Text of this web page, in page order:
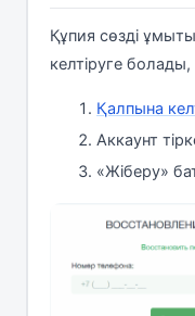
Құпия сөзді
келтіруге
Қалпына
Аккаунт
«Жіберу»